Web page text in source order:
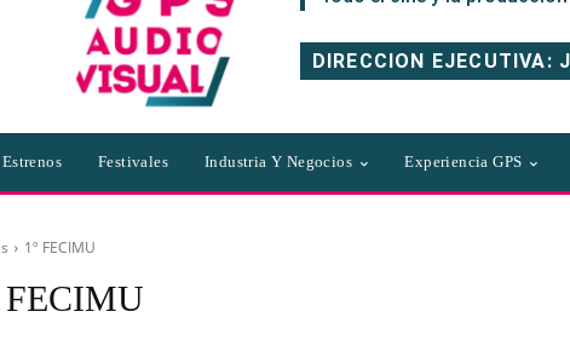
DIRECCION EJECUTIVA:
Estrenos Festivales Industria Y Negocios Experiencia GPS
1º FECIMU
FECIMU